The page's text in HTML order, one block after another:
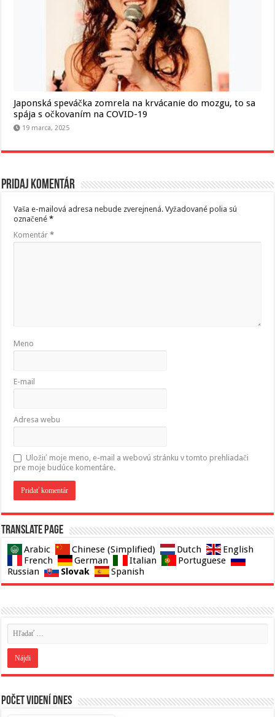
Japonská speváčka zomrela na krvácanie do mozgu, to sa
spája s očkovaním na COVID-19
19 marca, 2025
Pridaj komentár
Vaša e-mailová adresa nebude zverejnená. Vyžadované polia sú
označené*
Komentár*
Meno
E-mail
Adresa webu
Uložiť moje meno, e-mail a webovú stránku v tomto prehliadači
pre moje budúce komentáre.
Translate page
Arabic Chinese (Simplified) Dutch
English
French
German Italian
Portuguese
Russian
Slovak Spanish
Počet videní dnes